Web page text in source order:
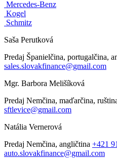
Mercedes-Benz
Kogel
Schmitz
Saša Perutková
Predaj Španielčina, portugalčina,
sales.slovakfinance@gmail.com
Mgr. Barbora Melišíková
Predaj Nemčina, maďarčina,
sftlevice@gmail.com
Natália Vernerová
Predaj Nemčina, angličtina +421
auto.slovakfinance@gmail.com